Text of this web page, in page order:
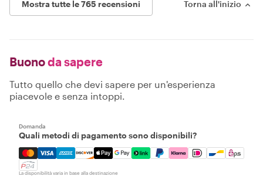
Mostra tutte le 765 recensioni Torna all'inizio
Buonoda sapere
Tutto quello che devi sapere per un'esperienza
piacevole e senza intoppi.
Domanda
Quali metodi di pagamento sono disponibili?
Mastercard, Visa, Amex, Discover, Apple Pay, Google
La disponibilità varia in base alla destinazione